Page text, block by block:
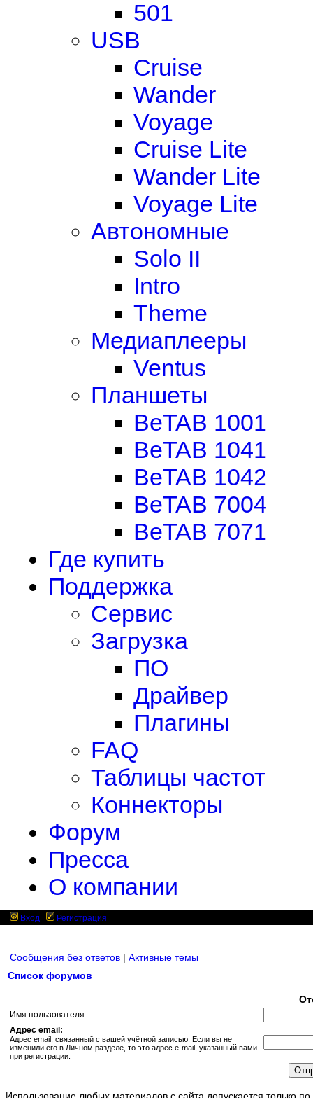
501
USB
Cruise
Wander
Voyage
Cruise Lite
Wander Lite
Voyage Lite
Автономные
Solo II
Intro
Theme
Медиаплееры
Ventus
Планшеты
BeTAB 1001
BeTAB 1041
BeTAB 1042
BeTAB 7004
BeTAB 7071
Где купить
Поддержка
Сервис
Загрузка
ПО
Драйвер
Плагины
FAQ
Таблицы частот
Коннекторы
Форум
Пресса
О компании
Вход Регистрация
Сообщения без ответов | Активные темы
Список форумов
Имя пользователя:
Адрес email:
Адрес email, связанный с вашей учётной записью. Если вы не
изменили его в Личном разделе, то это адрес e-mail, указанный вами
при регистрации.